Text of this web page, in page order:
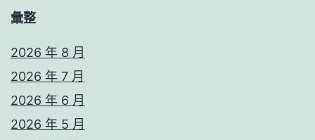
彙整
2026 年 8 月
2026 年 7 月
2026 年 6 月
2026 年 5 月